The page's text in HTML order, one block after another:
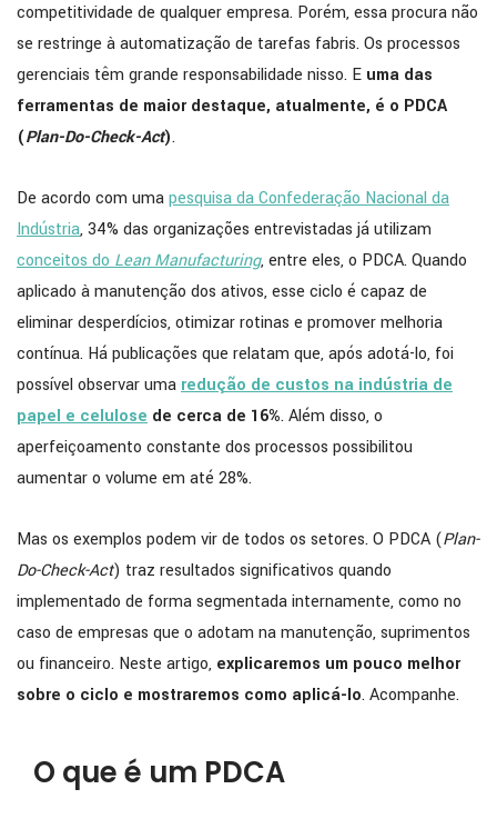
competitividade de qualquer empresa. Porém, essa procura não
se restringe à automatização de tarefas fabris. Os processos
gerenciais têm grande responsabilidade nisso. E uma das
ferramentas de maior destaque, atualmente, é o PDCA
(Plan-Do-Check-Act).
De acordo com umapesquisa da Confederação Nacional da
Indústria, 34% das organizações entrevistadas já utilizam
conceitos do Lean Manufacturing, entre eles, o PDCA. Quando
aplicado à manutenção dos ativos, esse ciclo é capaz de
eliminar desperdícios, otimizar rotinas e promover melhoria
contínua. Há publicações que relatam que, após adotá-lo, foi
possível observar uma redução de custos na indústria de
papel e celulose de cerca de 16%. Além disso, o
aperfeiçoamento constante dos processos possibilitou
aumentar o volume em até 28%.
Mas os exemplos podem vir de todos os setores. O PDCA (Plan-
Do-Check-Act) traz resultados significativos quando
implementado de forma segmentada internamente, como no
caso de empresas que o adotam na manutenção, suprimentos
ou financeiro. Neste artigo, explicaremos um pouco melhor
sobre o ciclo e mostraremos como aplicá-lo. Acompanhe.
O que é um PDCA